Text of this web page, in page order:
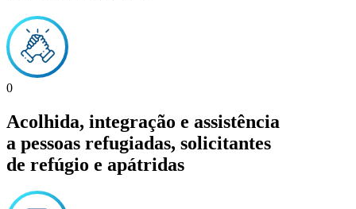
0
Acolhida, integração e assistência
a pessoas refugiadas, solicitantes
de refúgio e apátridas